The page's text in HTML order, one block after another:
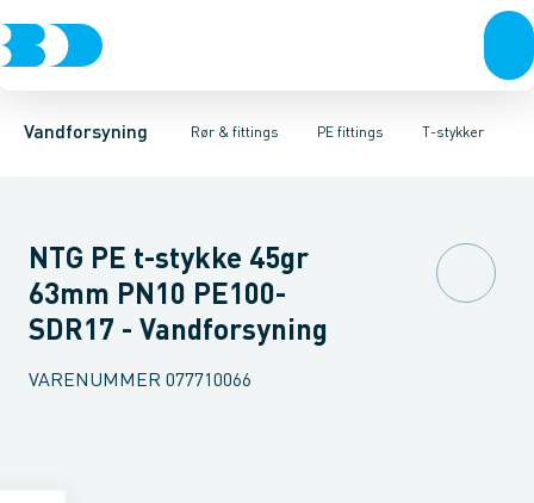
Vandforsyning Rør & fittings
Rør & fittingsKoblinger & anboringerMuffer, klemmer &
PE fittings
PE rørPE EL fittingsPE fittings Duktiljern fittingsT-stykker
Vinkler 90gr.Vinkler 60gr.Vinkler 45gr.Vinkler 30gr.Vinkler
NTG PE t-stykke 45gr
63mm PN10 PE100-
SDR17 - Vandforsyning
VARENUMMER 077710066